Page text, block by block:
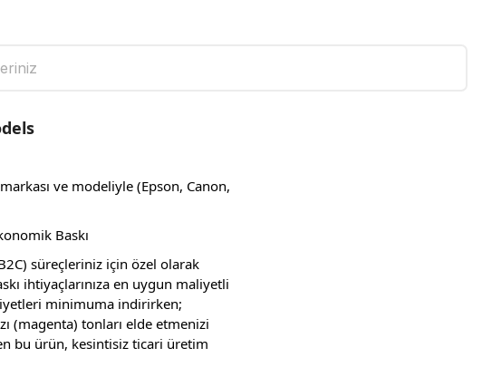
ve modeliyle (Epson, Canon,
Baskı
süreçleriniz için özel olarak
ihtiyaçlarınıza en uygun maliyetli
minimuma indirirken;
(magenta) tonları elde etmenizi
bu ürün, kesintisiz ticari üretim